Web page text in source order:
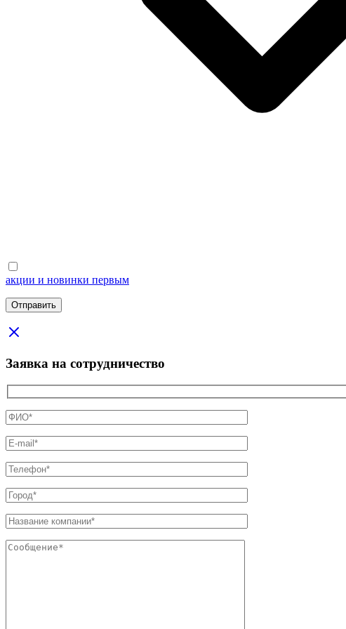
акции и новинки первым
Заявка на сотрудничество